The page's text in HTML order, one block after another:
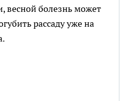
весной болезнь может
рассаду уже на